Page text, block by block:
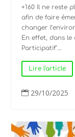
+160 Il ne reste
afin de faire
changer
En effet, dans
Participatif‘...
Lire l'article
 29/10/2025